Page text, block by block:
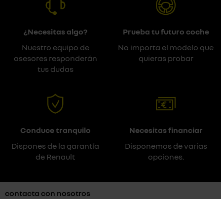
¿Necesitas algo?
Nuestro equipo de
asesores responderán
tus dudas
Prueba tu futuro coche
No importa el modelo que
quieras probar
Conduce tranquilo
Dispones de la garantía
de Renault
Necesitas financiar
Disponemos de varias
opciones.
contacta con nosotros